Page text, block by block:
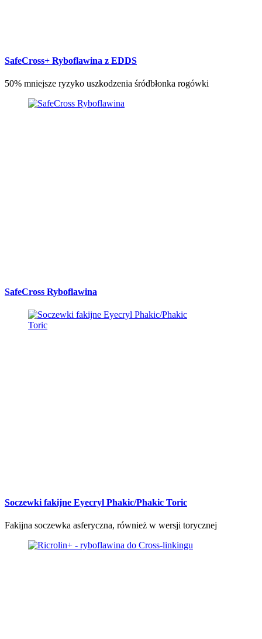
SafeCross+ Ryboflawina z EDDS
50% mniejsze ryzyko uszkodzenia śródbłonka rogówki
SafeCross Ryboflawina
Soczewki fakijne Eyecryl Phakic/Phakic Toric
Fakijna soczewka asferyczna, również w wersji torycznej